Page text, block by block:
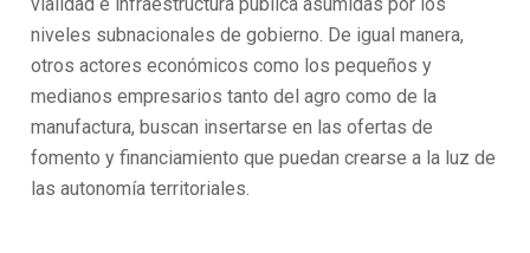
niveles subnacionales de gobierno. De igual manera,
otros actores económicos como los pequeños y
medianos empresarios tanto del agro como de la
manufactura, buscan insertarse en las ofertas de
fomento y financiamiento que puedan crearse a la luz de
las autonomía territoriales.